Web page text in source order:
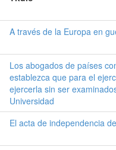
A través de la Europa en
Los abogados de países
establezca que para el
ejercerla sin ser
Universidad
El acta de independencia